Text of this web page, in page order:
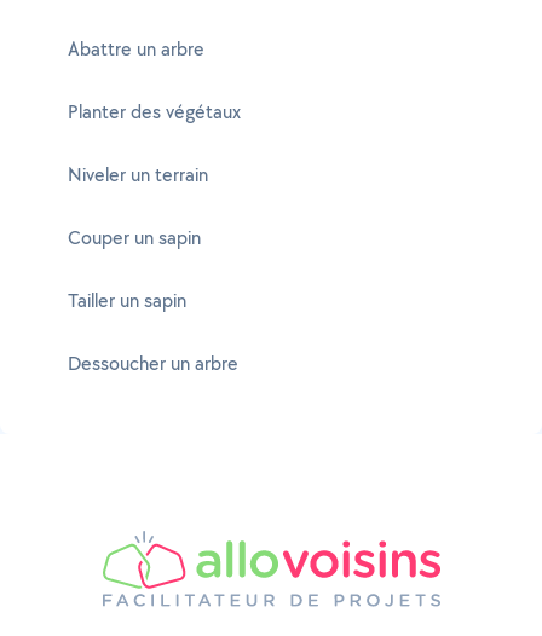
Abattre un arbre
Planter des végétaux
Niveler un terrain
Couper un sapin
Tailler un sapin
Dessoucher un arbre